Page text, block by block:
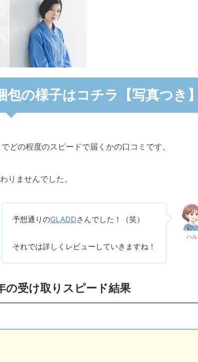
の様子はコチラ【写真つき】
でどの程度のスピードで届くかの口コミです。
りませんでした。
予想通りのGLADDさんでした！（笑）
それでは詳しくレビューしていきますね！
ハル
受け取りスピード結果